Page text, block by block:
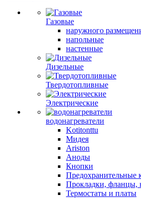
Газовые
наружного
напольные
настенные
Дизельные
Твердотопливные
Электрические
водонагреватели
Kotitonttu
Мидея
Ariston
Аноды
Кнопки
Предохранительные
Прокладки, фланцы,
Термостаты и платы